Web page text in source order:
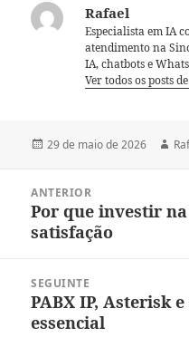
Rafael
Especialista em IA
atendimento na
IA, chatbots e
Ver todos os posts
Publicado
29 de maio de 2026
ANTERIOR
Post
anterior:
Por que investir
satisfação
SEGUINTE
Próximo
post:
PABX IP, Asterisk
essencial